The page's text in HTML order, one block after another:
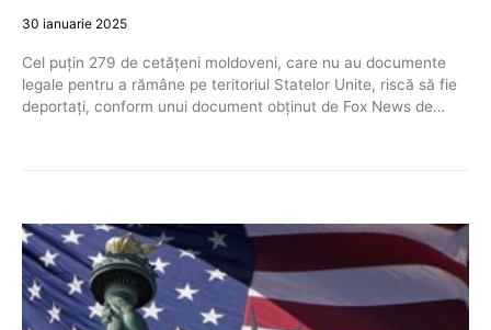
30 ianuarie 2025
Cel puțin 279 de cetățeni moldoveni, care nu au documente
legale pentru a rămâne pe teritoriul Statelor Unite, riscă să fie
deportați, conform unui document obținut de Fox News de…